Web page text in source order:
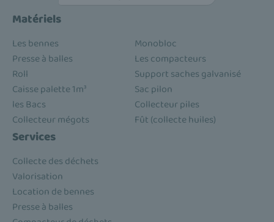
Matériels
Les bennes
Monobloc
Presse à balles
Les compacteurs
Roll
Support saches galvanisé
Caisse palette 1m³
Sac pilon
les Bacs
Collecteur piles
Collecteur mégots
Fût (collecte huiles)
Services
Collecte des déchets
Valorisation
Location de bennes
Presse à balles